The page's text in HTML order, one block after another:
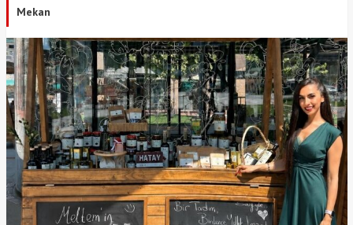
Mekan